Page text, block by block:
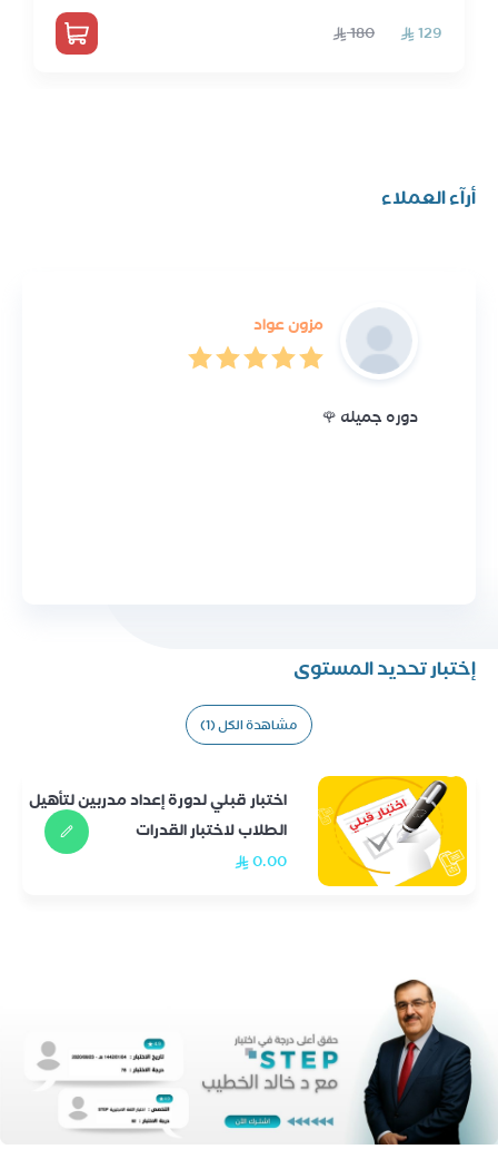
أرآء العملاء
مزون عواد
دوره جميله 🌹
إختبار تحديد المستوى
مشاهدة الكل (1)
اختبار قبلي لدورة إعداد مدربين لتأهيل
الطلاب لاختبار القدرات
0.00